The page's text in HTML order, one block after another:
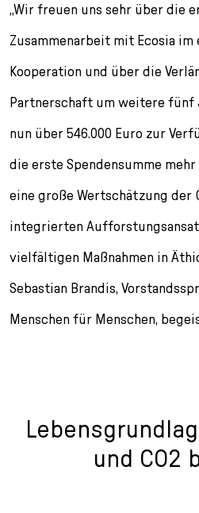
„Wir freuen uns sehr über die
Zusammenarbeit mit Ecosia
Kooperation und über die
Partnerschaft um weitere fünf
nun über 546.000 Euro zur
die erste Spendensumme
eine große Wertschätzung der
integrierten
vielfältigen Maßnahmen in
Sebastian Brandis,
Menschen für Menschen,
und CO2